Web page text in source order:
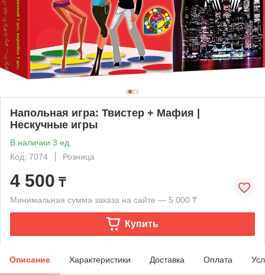
Напольная игра: Твистер + Мафия |
Нескучные игры
В наличии 3 ед.
Код: 7074
Розница
4 500 ₸
Минимальная сумма заказа на сайте — 5 000 ₸
Купить
Описание Характеристики Доставка Оплата